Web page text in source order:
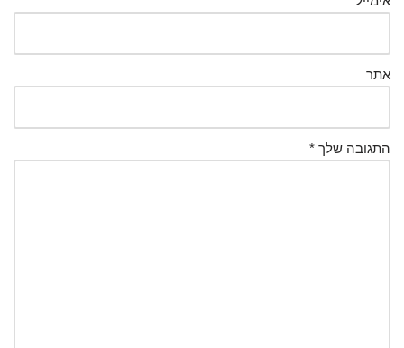
אתר
התגובה שלך *